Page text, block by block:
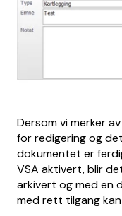
Dersom vi merker
for redigering og
dokumentet er
VSA aktivert, blir
arkivert og med en
med rett tilgang